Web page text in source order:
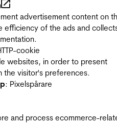
advertisement content on
of the ads and
cookie
websites, in order to present
the visitor's preferences.
: Pixelspårare
and process ecommerce-